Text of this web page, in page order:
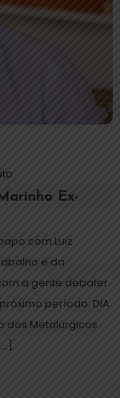
Ex-
com Luiz
e da
a gente debater
período. DIA
dos Metalúrgicos